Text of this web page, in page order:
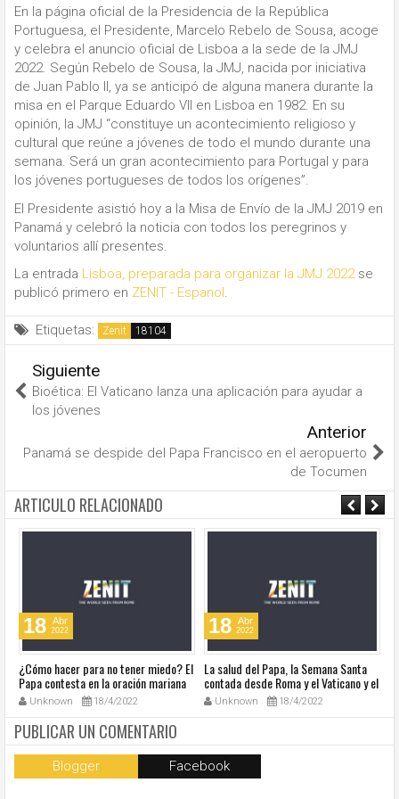
En la página oficial de la Presidencia de la República
Portuguesa, el Presidente, Marcelo Rebelo de Sousa, acoge
y celebra el anuncio oficial de Lisboa a la sede de la JMJ
2022. Según Rebelo de Sousa, la JMJ, nacida por iniciativa
de Juan Pablo II, ya se anticipó de alguna manera durante la
misa en el Parque Eduardo VII en Lisboa en 1982. En su
opinión, la JMJ “constituye un acontecimiento religioso y
cultural que reúne a jóvenes de todo el mundo durante una
semana. Será un gran acontecimiento para Portugal y para
los jóvenes portugueses de todos los orígenes”.
El Presidente asistió hoy a la Misa de Envío de la JMJ 2019 en
Panamá y celebró la noticia con todos los peregrinos y
voluntarios allí presentes.
La entrada Lisboa, preparada para organizar la JMJ 2022se
publicó primero en ZENIT - Espanol.
Etiquetas: Zenit
Siguiente
Bioética: El Vaticano lanza una aplicación para ayudar a
los jóvenes
Anterior
Panamá se despide del Papa Francisco en el aeropuerto
de Tocumen
ARTICULO RELACIONADO
18 Abr
2022
¿Cómo hacer para no tener miedo? El
Papa contesta en la oración mariana
de este lunes en la Plaza de San
Pedro
Unknown 18/4/2022
18 Abr
2022
La salud del Papa, la Semana Santa
contada desde Roma y el Vaticano y el
resumen de noticias en audio
Unknown 18/4/2022
PUBLICAR UN COMENTARIO
Blogger Facebook